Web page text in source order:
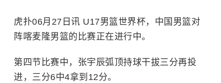
虎扑06月27日讯 U17男篮世界杯，中国男篮对
阵喀麦隆男篮的比赛正在进行中。
第四节比赛中，张宇辰弧顶持球干拔三分再投
进，三分6中4拿到12分。